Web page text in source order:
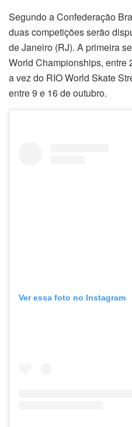
Segundo a Confederação
duas competições serão
de Janeiro (RJ). A primeira
World Championships, entre
a vez do RIO World Skate
entre 9 e 16 de outubro.
Ver essa foto no Instagram